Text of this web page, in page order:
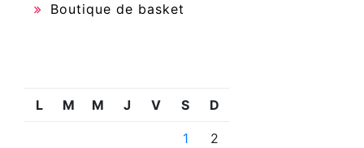
Boutique de basket
L M M J V S D
1 2